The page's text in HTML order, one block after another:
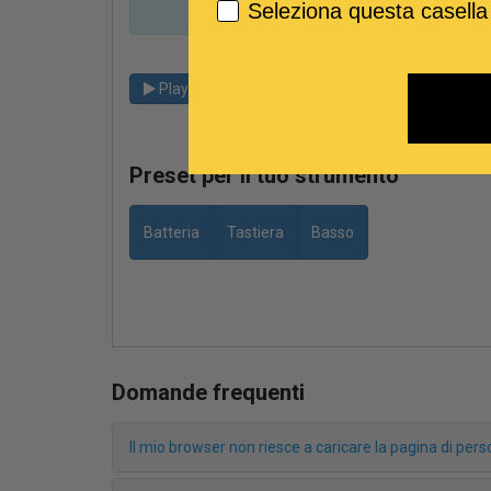
Play
Preset per il tuo strumento
Batteria Tastiera
Basso
Domande frequenti
Il mio browser non riesce a caricare la pagina di
Seleziona questa